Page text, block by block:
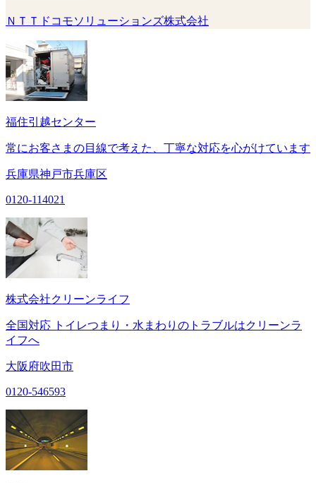
ＮＴＴドコモソリューションズ株式会社
福住引越センター
常にお客さまの目線で考えた、丁寧な対応を心がけています
兵庫県神戸市兵庫区
0120-114021
株式会社クリーンライフ
全国対応 トイレつまり・水まわりのトラブルはクリーンラ
イフへ
大阪府吹田市
0120-546593